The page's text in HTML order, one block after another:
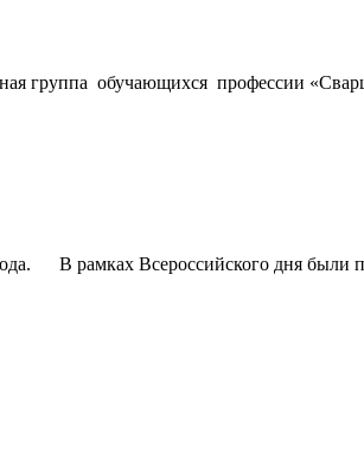
группа обучающихся профессии
В рамках Всероссийского дня были